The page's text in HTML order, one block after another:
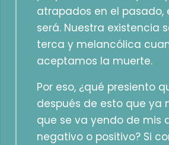
atrapados en el pasado,
será. Nuestra existencia
terca y melancólica
aceptamos la muerte.
Por eso, ¿qué presiento
después de esto que ya
que se va yendo de mis
negativo o positivo? Si